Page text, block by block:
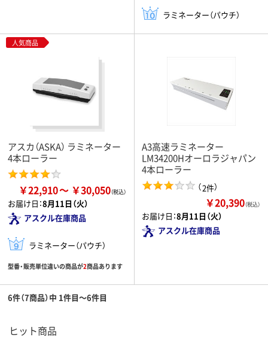
ラミネーター（パウチ）
人気商品
アスカ（ASKA） ラミネーター
4本ローラー
￥22,910 ￥30,050
お届け日：8月11日（火）
アスクル在庫商品
ラミネーター（パウチ）
型番・販売単位違いの商品が2商品あります
A3高速ラミネーター
LM34200Hオーロラジャパン
4本ローラー
（2件）
￥20,390（税込）
お届け日：8月11日（火）
アスクル在庫商品
6件（7商品）中 1件目～6件目
ヒット商品